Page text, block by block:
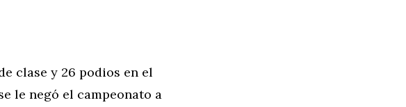
clase y 26 podios en el
le negó el campeonato a